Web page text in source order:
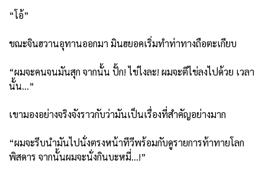
“โอ้”
ขณะจินฮวานอุทานออกมา มินฮยอคเริ่มทำท่าทางถือตะเกียบ
“ผมจะคนจนมันสุก จากนั้น ปั้ก! ไข่ไงละ! ผมจะตีไข่ลงไปด้วย เวลา
นั้น…”
เขามองอย่างจริงจังราวกับว่ามันเป็นเรื่องที่สำคัญอย่างมาก
“ผมจะรีบนำมันไปนั่งตรงหน้าทีวีพร้อมกับดูรายการท้าทายโลก
พิสดาร จากนั้นผมจะนั่งกินบะหมี่…!”